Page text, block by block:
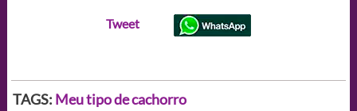
Tweet
TAGS: Meu tipo de cachorro